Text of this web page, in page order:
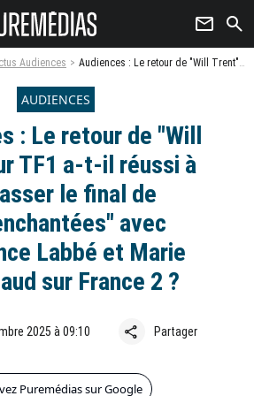
newsletter search
Audiences Audiences : Le retour de "Will Trent" sur TF1 a-t-il réussi à surpasser le final de "Désenchantées" avec Constance Labbé et Marie Denarnaud sur France 2 ?
AUDIENCES
: Le retour de "Will
TF1 a-t-il réussi à
le final de
avec
Labbé et Marie
sur France 2 ?
2025 à 09:10 share Partager
Puremédias sur Google